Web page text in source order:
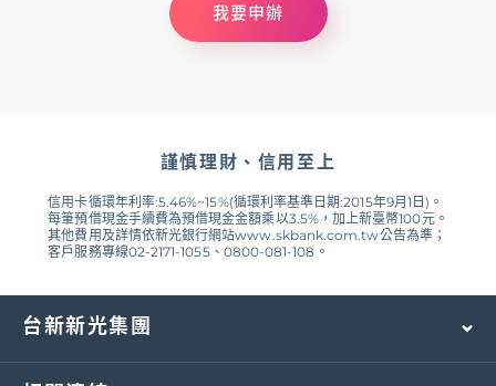
我要申辦
謹慎理財、信用至上
信用卡循環年利率:5.46%~15%(循環利率基準日期:2015年9月1日)。
每筆預借現金手續費為預借現金金額乘以3.5%，加上新臺幣100元。
其他費用及詳情依新光銀行網站www.skbank.com.tw公告為準；
客戶服務專線02-2171-1055、0800-081-108。
台新新光集團